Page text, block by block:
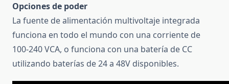
Opciones de poder
La fuente de alimentación multivoltaje integrada
funciona en todo el mundo con una corriente de
100-240 VCA, o funciona con una batería de CC
utilizando baterías de 24 a 48V disponibles.